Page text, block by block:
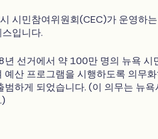
시민참여위원회(CEC)가 운영하
입니다.
선거에서 약 100만 명의 뉴욕 시
예산 프로그램을 시행하도록 의무
하게 되었습니다. (이 의무는 뉴